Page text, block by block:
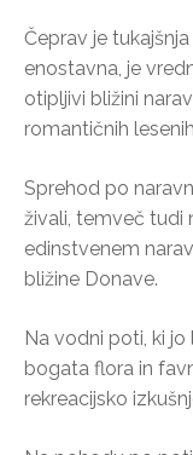
Čeprav je
enostavna, je
otipljivi bližini
romantičnih
Sprehod po
živali, temveč tudi
edinstvenem
bližine Donave.
Na vodni poti, ki
bogata flora in
rekreacijsko